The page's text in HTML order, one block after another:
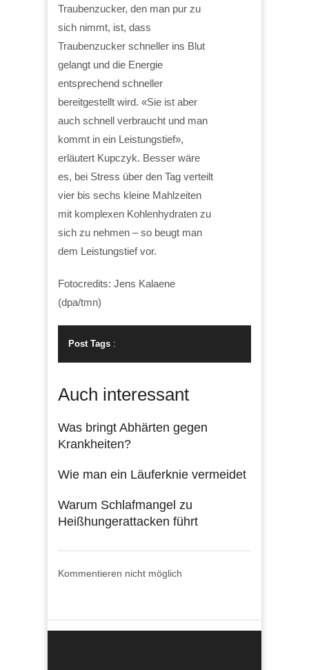
Traubenzucker, den man pur zu
sich nimmt, ist, dass
Traubenzucker schneller ins Blut
gelangt und die Energie
entsprechend schneller
bereitgestellt wird. «Sie ist aber
auch schnell verbraucht und man
kommt in ein Leistungstief»,
erläutert Kupczyk. Besser wäre
es, bei Stress über den Tag verteilt
vier bis sechs kleine Mahlzeiten
mit komplexen Kohlenhydraten zu
sich zu nehmen – so beugt man
dem Leistungstief vor.
Fotocredits: Jens Kalaene
(dpa/tmn)
Post Tags :
Auch interessant
Was bringt Abhärten gegen
Krankheiten?
Wie man ein Läuferknie vermeidet
Warum Schlafmangel zu
Heißhungerattacken führt
Kommentieren nicht möglich